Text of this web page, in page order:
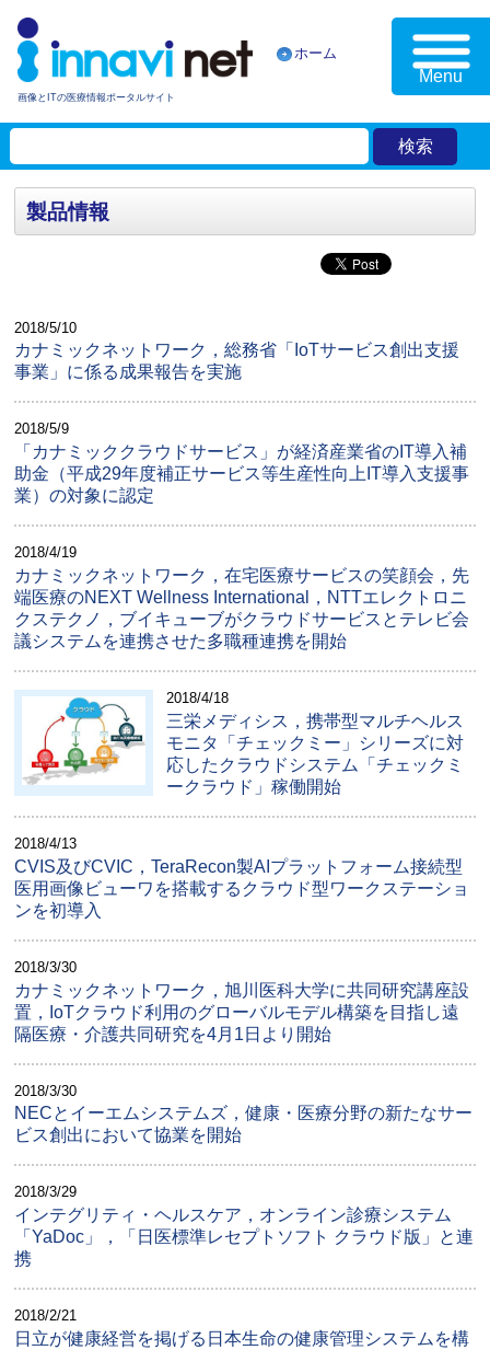
画像とITの医療情報ポータルサイト
ホーム
Menu
製品情報
2018/5/10
カナミックネットワーク，総務省「IoTサービス創出支援
事業」に係る成果報告を実施
2018/5/9
「カナミッククラウドサービス」が経済産業省のIT導入補
助金（平成29年度補正サービス等生産性向上IT導入支援事
業）の対象に認定
2018/4/19
カナミックネットワーク，在宅医療サービスの笑顔会，先
端医療のNEXT Wellness International，NTTエレクトロニ
クステクノ，ブイキューブがクラウドサービスとテレビ会
議システムを連携させた多職種連携を開始
2018/4/18
三栄メディシス，携帯型マルチヘルス
モニタ「チェックミー」シリーズに対
応したクラウドシステム「チェックミ
ークラウド」稼働開始
2018/4/13
CVIS及びCVIC，TeraRecon製AIプラットフォーム接続型
医用画像ビューワを搭載するクラウド型ワークステーショ
ンを初導入
2018/3/30
カナミックネットワーク，旭川医科大学に共同研究講座設
置，IoTクラウド利用のグローバルモデル構築を目指し遠
隔医療・介護共同研究を4月1日より開始
2018/3/30
NECとイーエムシステムズ，健康・医療分野の新たなサー
ビス創出において協業を開始
2018/3/29
インテグリティ・ヘルスケア，オンライン診療システム
「YaDoc」，「日医標準レセプトソフト クラウド版」と連
携
2018/2/21
日立が健康経営を掲げる日本生命の健康管理システムを構